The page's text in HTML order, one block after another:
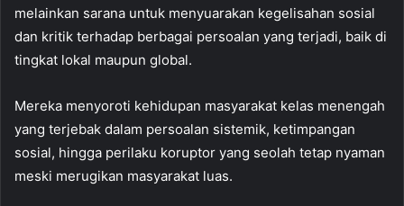
melainkan sarana untuk menyuarakan kegelisahan sosial
dan kritik terhadap berbagai persoalan yang terjadi, baik di
tingkat lokal maupun global.
Mereka menyoroti kehidupan masyarakat kelas menengah
yang terjebak dalam persoalan sistemik, ketimpangan
sosial, hingga perilaku koruptor yang seolah tetap nyaman
meski merugikan masyarakat luas.